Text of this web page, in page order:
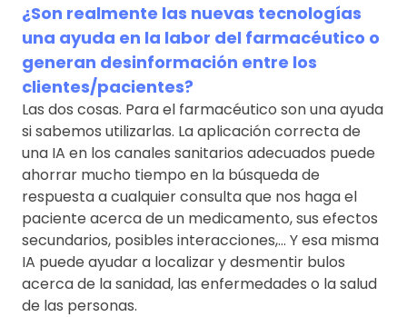
¿Son realmente las nuevas tecnologías
una ayuda en la labor del farmacéutico o
generan desinformación entre los
clientes/pacientes?
Las dos cosas. Para el farmacéutico son una ayuda
si sabemos utilizarlas. La aplicación correcta de
una IA en los canales sanitarios adecuados puede
ahorrar mucho tiempo en la búsqueda de
respuesta a cualquier consulta que nos haga el
paciente acerca de un medicamento, sus efectos
secundarios, posibles interacciones,… Y esa misma
IA puede ayudar a localizar y desmentir bulos
acerca de la sanidad, las enfermedades o la salud
de las personas.